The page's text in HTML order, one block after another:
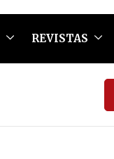
REVISTAS